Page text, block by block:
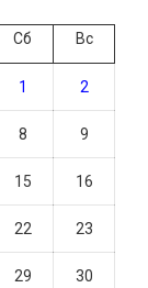
Сб Вс
1 2
8 9
15 16
22 23
29 30